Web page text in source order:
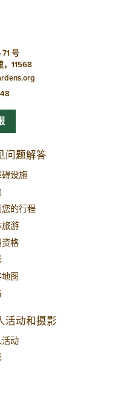
号
，11568
问题解答
设施
的行程
旅游
格
图
活动和摄影
动